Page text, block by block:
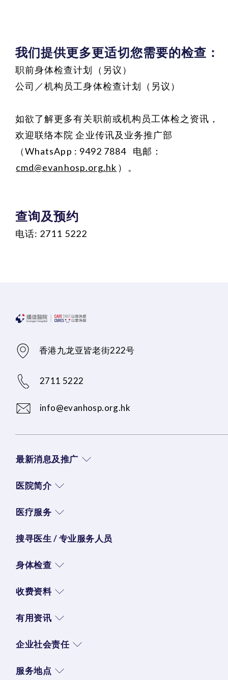
我们提供更多更适切您需要的检查：
职前身体检查计划（另议）
公司／机构员工身体检查计划（另议）
如欲了解更多有关职前或机构员工体检之资讯，
欢迎联络本院 企业传讯及业务推广部
（WhatsApp : 9492 7884 电邮：
cmd@evanhosp.org.hk ） 。
查询及预约
电话: 2711 5222
香港九龙亚皆老街222号
2711 5222
info@evanhosp.org.hk
最新消息及推广
医院简介
医疗服务
搜寻医生 / 专业服务人员
身体检查
收费资料
有用资讯
企业社会责任
服务地点